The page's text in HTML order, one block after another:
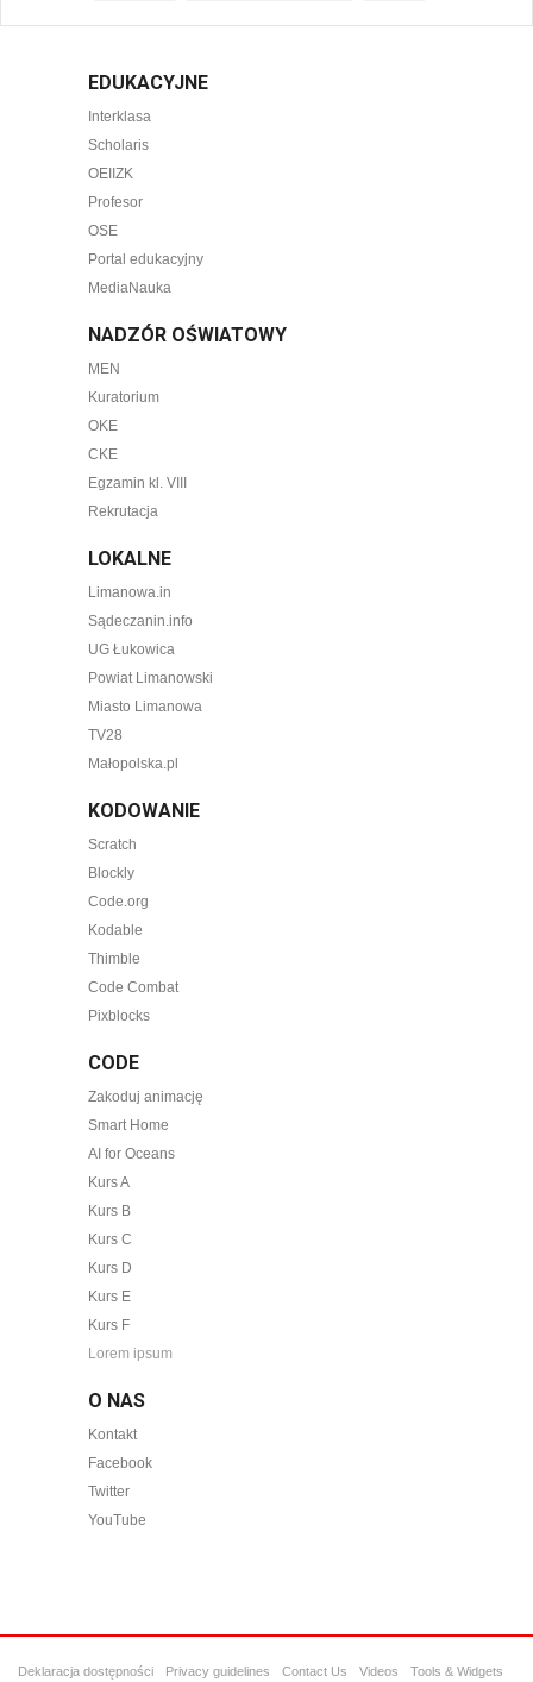
EDUKACYJNE
Interklasa
Scholaris
OEIIZK
Profesor
OSE
Portal edukacyjny
MediaNauka
NADZÓR OŚWIATOWY
MEN
Kuratorium
OKE
CKE
Egzamin kl. VIII
Rekrutacja
LOKALNE
Limanowa.in
Sądeczanin.info
UG Łukowica
Powiat Limanowski
Miasto Limanowa
TV28
Małopolska.pl
KODOWANIE
Scratch
Blockly
Code.org
Kodable
Thimble
Code Combat
Pixblocks
CODE
Zakoduj animację
Smart Home
AI for Oceans
Kurs A
Kurs B
Kurs C
Kurs D
Kurs E
Kurs F
Lorem ipsum
O NAS
Kontakt
Facebook
Twitter
YouTube
Deklaracja dostępności Privacy guidelines Contact Us Videos Tools & Widgets